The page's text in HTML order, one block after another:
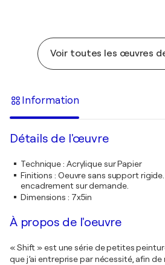
Voir toutes les œuvres
Information
Détails de l'œuvre
Technique: Acrylique sur Papier
Finitions : Oeuvre sans support
encadrement sur demande.
Dimensions : 7x5in
À propos de l'oeuvre
« Shift » est une série de petites
que j’ai entreprise par nécessité, afin